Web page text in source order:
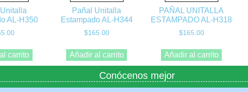
AL-H350
carrito
Pañal Unitalla
Estampado AL-H344
$165.00
Añadir al carrito
PAÑAL UNITALLA
ESTAMPADO AL-H318
$165.00
Añadir al carrito
Conócenos mejor